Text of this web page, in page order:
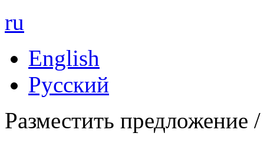
ru
English
Русский
Разместить предложение